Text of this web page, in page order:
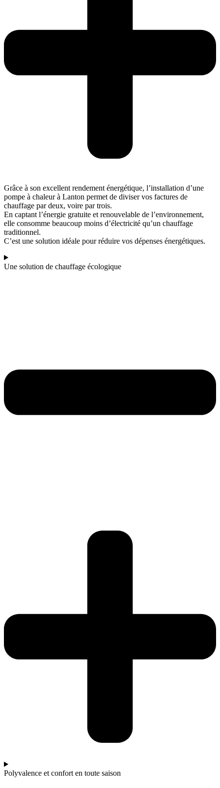
Grâce à son excellent rendement énergétique, l’installation d’une
pompe à chaleur à Lanton permet de diviser vos factures de
chauffage par deux, voire par trois.
En captant l’énergie gratuite et renouvelable de l’environnement,
elle consomme beaucoup moins d’électricité qu’un chauffage
traditionnel.
C’est une solution idéale pour réduire vos dépenses énergétiques.
Une solution de chauffage écologique
Polyvalence et confort en toute saison